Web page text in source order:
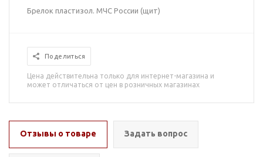
Брелок пластизол. МЧС России (щит)
Поделиться
Цена действительна только для интернет-магазина и
может отличаться от цен в розничных магазинах
Отзывы о товаре Задать вопрос